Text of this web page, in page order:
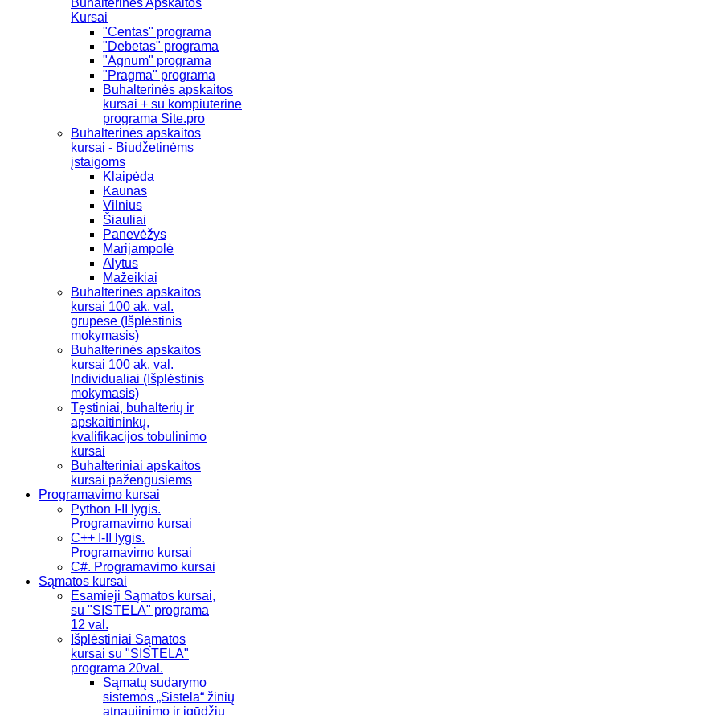
Kursai
"Centas" programa
"Debetas" programa
"Agnum" programa
"Pragma" programa
Buhalterinės apskaitos
kursai + su kompiuterine
programa Site.pro
Buhalterinės apskaitos
kursai - Biudžetinėms
įstaigoms
Klaipėda
Kaunas
Vilnius
Šiauliai
Panevėžys
Marijampolė
Alytus
Mažeikiai
Buhalterinės apskaitos
kursai 100 ak. val.
grupėse (Išplėstinis
mokymasis)
Buhalterinės apskaitos
kursai 100 ak. val.
Individualiai (Išplėstinis
mokymasis)
Tęstiniai, buhalterių ir
apskaitininkų,
kvalifikacijos tobulinimo
kursai
Buhalteriniai apskaitos
kursai pažengusiems
Programavimo kursai
Python I-II lygis.
Programavimo kursai
C++ I-II lygis.
Programavimo kursai
C#. Programavimo kursai
Sąmatos kursai
Esamieji Sąmatos kursai,
su "SISTELA" programa
12 val.
Išplėstiniai Sąmatos
kursai su "SISTELA"
programa 20val.
Sąmatų sudarymo
sistemos „Sistela“ žinių
atnaujinimo ir įgūdžių